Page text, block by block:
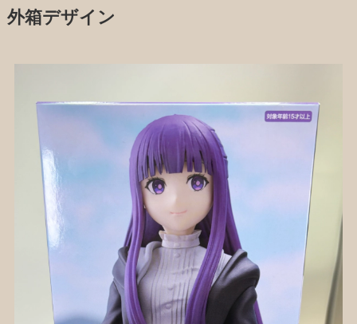
外箱デザイン